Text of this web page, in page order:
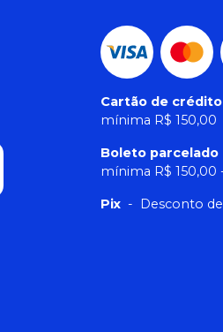
Cartão de crédito
mínima R$ 150,00
Boleto parcelado
mínima R$ 150,00
Pix - Desconto de